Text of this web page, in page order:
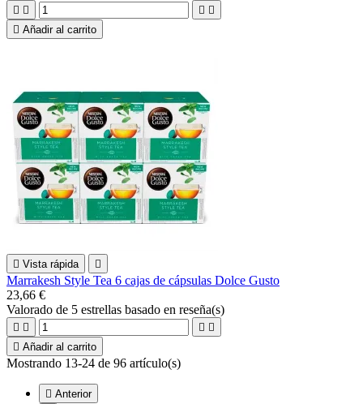
   
 Añadir al carrito
 Vista rápida 
Marrakesh Style Tea 6 cajas de cápsulas Dolce Gusto
23,66 €
Valorado de 5 estrellas basado en reseña(s)
   
 Añadir al carrito
Mostrando 13-24 de 96 artículo(s)
 Anterior